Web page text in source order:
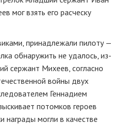
мог взять его расческу
принадлежали пилоту —
обнаружить не удалось, из-
сержант Михеев, согласно
войны двух
Геннадием
потомков героев
награды могли в качестве